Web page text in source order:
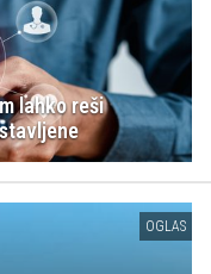
lahko reši
OGLAS